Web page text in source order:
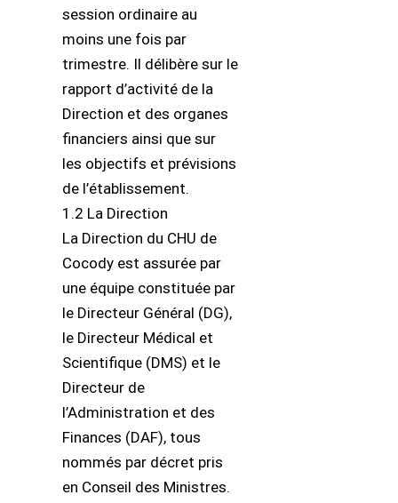
session ordinaire au
moins une fois par
trimestre. Il délibère sur le
rapport d’activité de la
Direction et des organes
financiers ainsi que sur
les objectifs et prévisions
de l’établissement.
1.2 La Direction
La Direction du CHU de
Cocody est assurée par
une équipe constituée par
le Directeur Général (DG),
le Directeur Médical et
Scientifique (DMS) et le
Directeur de
l’Administration et des
Finances (DAF), tous
nommés par décret pris
en Conseil des Ministres.